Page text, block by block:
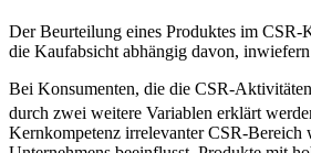
Der Beurteilung eines Produktes im
die Kaufabsicht abhängig davon,
Bei Konsumenten, die die CSR-
durch zwei weitere Variablen erklärt
Kernkompetenz irrelevanter CSR-Bereich